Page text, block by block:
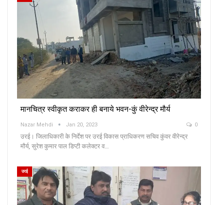
मानचित्र स्वीकृत कराकर ही बनाये भवन-कुं वीरेन्द्र मौर्य
Nazar Mehdi Jan 20, 2023 0
उरई। जिलाधिकारी के निर्देश पर उरई विकास प्राधिकरण सचिव कुंवर वीरेन्द्र
मौर्य, सुरेश कुमार पाल डिप्टी कलेक्टर व…
उरई